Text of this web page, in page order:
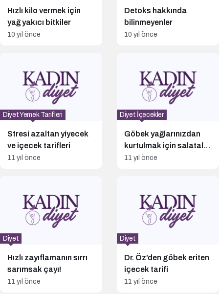
Hızlı kilo vermek için
yağ yakıcı bitkiler
10 yıl önce
Detoks hakkında
bilinmeyenler
10 yıl önce
Stresi azaltan yiyecek
ve içecek tarifleri
Diyet Yemek Tarifleri
11 yıl önce
Göbek yağlarınızdan
kurtulmak için salatalık
çayı
Diyet İçecekler
11 yıl önce
Hızlı zayıflamanın sırrı
sarımsak çayı!
Diyet
11 yıl önce
Dr. Öz’den göbek eriten
içecek tarifi
Diyet
11 yıl önce